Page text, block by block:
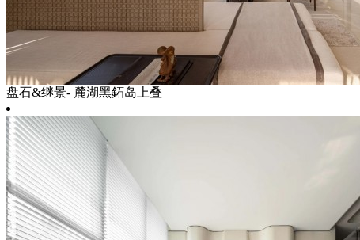
盘石&继景- 麓湖黑鉐岛上叠